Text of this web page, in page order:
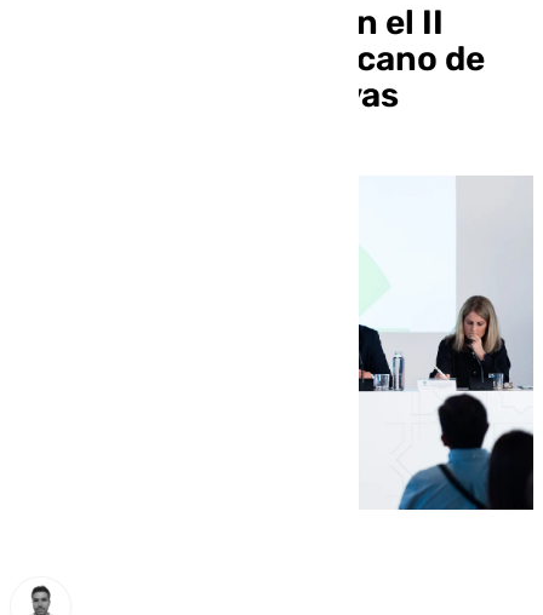
UMA y UNIA inauguran el II
Congreso Iberoamericano de
Tecnologías Educativas